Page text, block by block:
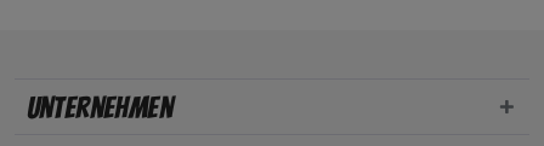
Unternehmen